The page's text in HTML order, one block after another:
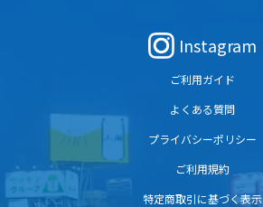
Instagram
ご利用ガイド
よくある質問
プライバシーポリシー
ご利用規約
特定商取引に基づく表示